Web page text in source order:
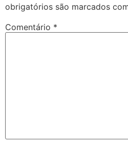
obrigatórios são marcados
Comentário *